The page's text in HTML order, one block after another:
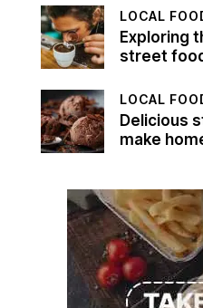
LOCAL
Exploring
street
LOCAL
Delicious
make